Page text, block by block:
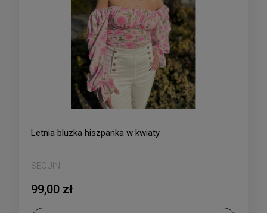
Letnia bluzka hiszpanka w kwiaty
SEQUIN
99,00 zł